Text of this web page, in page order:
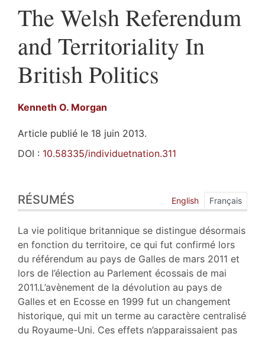
The Welsh Referendum
and Territoriality In
British Politics
Kenneth O. Morgan
Article publié le 18 juin 2013.
DOI : 10.58335/individuetnation.311
Plan
Texte
Citer cet article
Auteur
RÉSUMÉS English Français
La vie politique britannique se distingue désormais
en fonction du territoire, ce qui fut confirmé lors
du référendum au pays de Galles de mars 2011 et
lors de l’élection au Parlement écossais de mai
2011.L’avènement de la dévolution au pays de
Galles et en Ecosse en 1999 fut un changement
historique, qui mit un terme au caractère centralisé
du Royaume-Uni. Ces effets n’apparaissaient pas